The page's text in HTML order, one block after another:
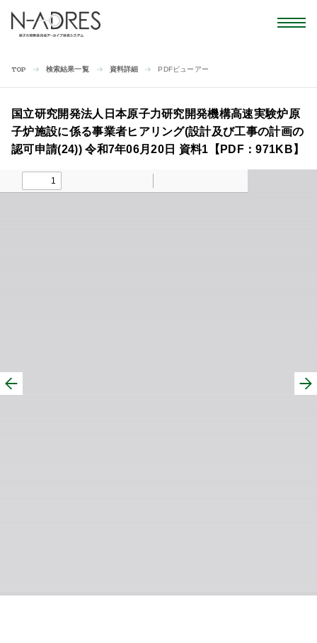
TOP 検索結果一覧 資料詳細 PDFビューアー
国立研究開発法人日本原子力研究開発機構高速実験炉原
子炉施設に係る事業者ヒアリング(設計及び工事の計画の
認可申請(24)) 令和7年06月20日 資料1【PDF：971KB】